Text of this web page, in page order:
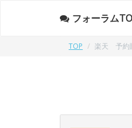
フォーラム
TOP 楽天 予約